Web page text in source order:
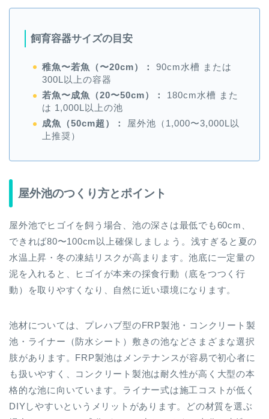
飼育容器サイズの目安
稚魚〜若魚（〜20cm）：
90cm水槽 または
300L以上の容器
若魚〜成魚（20〜50cm）：
180cm水槽 また
は 1,000L以上の池
成魚（50cm超）：
屋外池（1,000〜3,000L以
上推奨）
屋外池のつくり方とポイント
屋外池でヒゴイを飼う場合、池の深さは最低でも60cm、
できれば80〜100cm以上確保しましょう。浅すぎると夏の
水温上昇・冬の凍結リスクが高まります。池底に一定量の
泥を入れると、ヒゴイが本来の採食行動（底をつつく行
動）を取りやすくなり、自然に近い環境になります。
池材については、プレハブ型のFRP製池・コンクリート製
池・ライナー（防水シート）敷きの池などさまざまな選択
肢があります。FRP製池はメンテナンスが容易で初心者に
も扱いやすく、コンクリート製池は耐久性が高く大型の本
格的な池に向いています。ライナー式は施工コストが低く
DIYしやすいというメリットがあります。どの材質を選ぶ